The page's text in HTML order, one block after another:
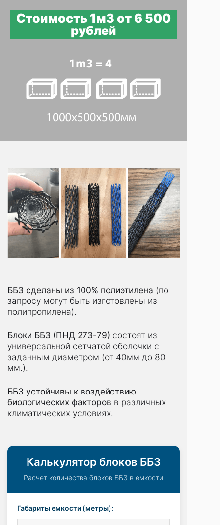
Стоимость 1м3 от 6 500
рублей
ББЗ сделаны из 100% полиэтилена (по
запросу могут быть изготовлены из
полипропилена).
Блоки ББЗ (ПНД 273-79) состоят из
универсальной сетчатой оболочки с
заданным диаметром (от 40мм до 80
мм.).
ББЗ устойчивы к воздействию
биологических факторов в различных
климатических условиях.
Калькулятор блоков ББЗ
Расчет количества блоков ББЗ в емкости
Габариты емкости (метры):